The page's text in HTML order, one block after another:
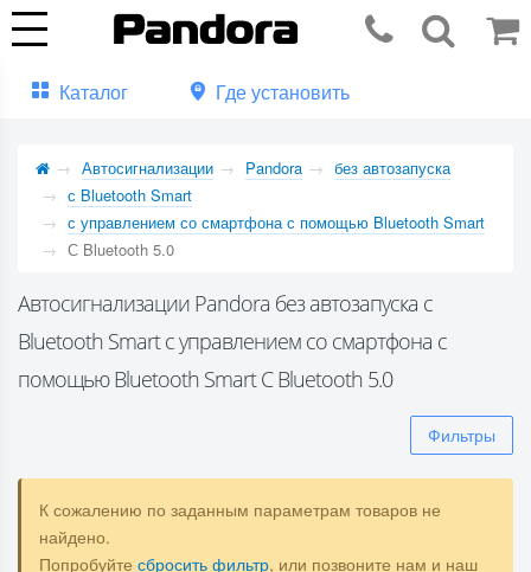
Каталог Где установить
Автосигнализации Pandora
без автозапуска
с Bluetooth Smart
с управлением со смартфона с помощью Bluetooth Smart
С Bluetooth 5.0
Автосигнализации Pandora без автозапуска с
Bluetooth Smart с управлением со смартфона с
помощью Bluetooth Smart С Bluetooth 5.0
Фильтры
К сожалению по заданным параметрам товаров не
найдено.
Попробуйте сбросить фильтр, или позвоните нам и наш